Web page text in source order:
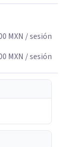
MXN / sesión
MXN / sesión